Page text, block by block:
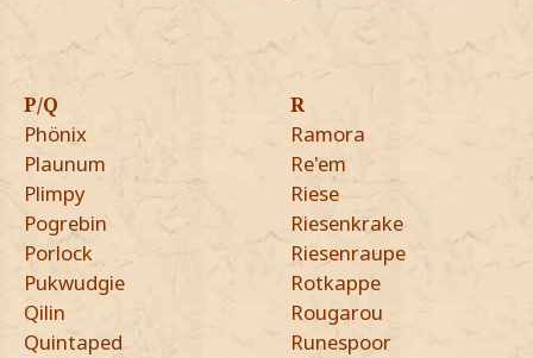
P/Q
Phönix
Plaunum
Plimpy
Pogrebin
Porlock
Pukwudgie
Qilin
Quintaped
R
Ramora
Re'em
Riese
Riesenkrake
Riesenraupe
Rotkappe
Rougarou
Runespoor